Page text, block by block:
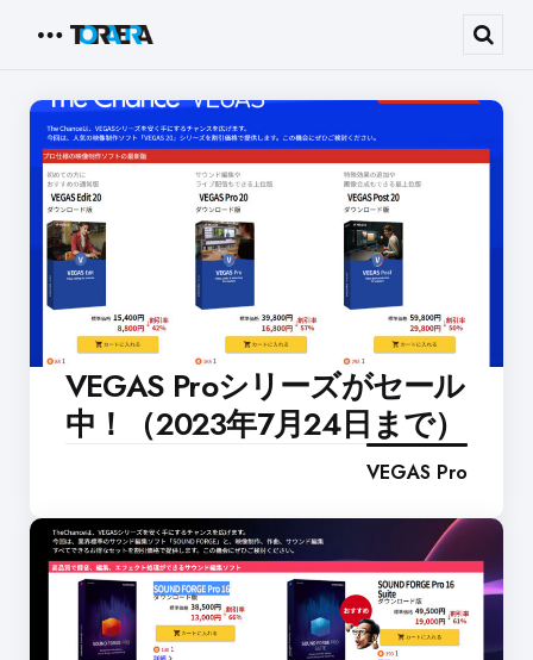
VEGAS Proシリーズがセール
中！（2023年7月24日まで）
VEGAS Pro